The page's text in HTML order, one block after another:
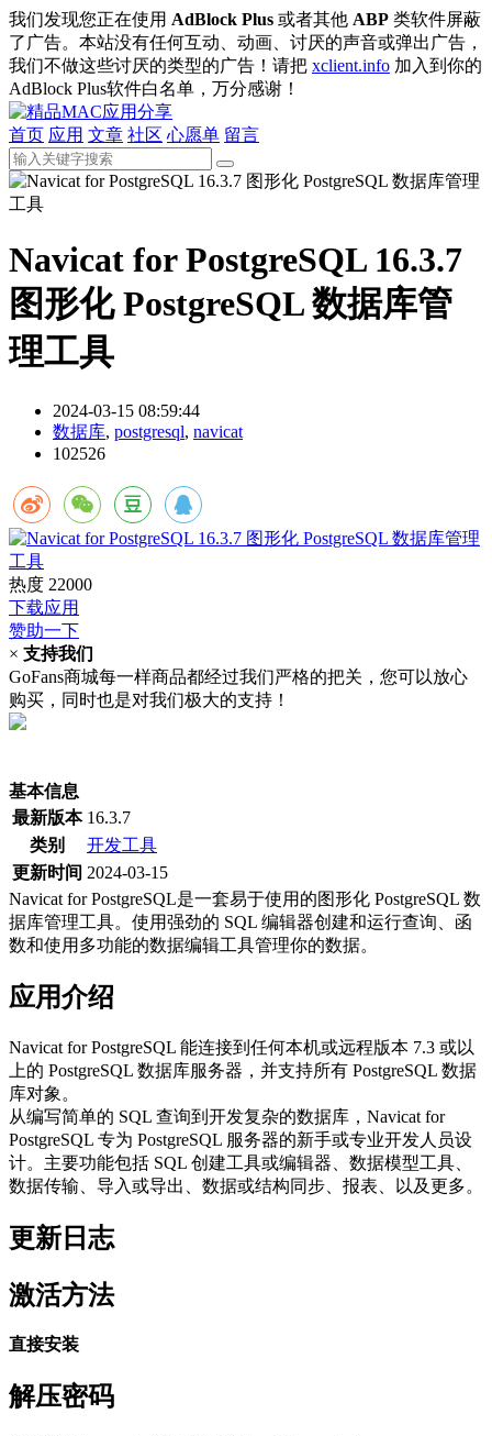
我们发现您正在使用 AdBlock Plus 或者其他 ABP 类软件屏蔽
了广告。本站没有任何互动、动画、讨厌的声音或弹出广告，
我们不做这些讨厌的类型的广告！请把 xclient.info 加入到你的
AdBlock Plus软件白名单，万分感谢！
首页 应用 文章 社区 心愿单 留言
Navicat for PostgreSQL 16.3.7
图形化 PostgreSQL 数据库管
理工具
2024-03-15 08:59:44
数据库, postgresql, navicat
102526
热度 22000
下载应用
赞助一下
× 支持我们
GoFans商城每一样商品都经过我们严格的把关，您可以放心
购买，同时也是对我们极大的支持！
基本信息
最新版本 16.3.7
类别
开发工具
更新时间 2024-03-15
Navicat for PostgreSQL是一套易于使用的图形化 PostgreSQL 数
据库管理工具。使用强劲的 SQL 编辑器创建和运行查询、函
数和使用多功能的数据编辑工具管理你的数据。
应用介绍
Navicat for PostgreSQL 能连接到任何本机或远程版本 7.3 或以
上的 PostgreSQL 数据库服务器，并支持所有 PostgreSQL 数据
库对象。
从编写简单的 SQL 查询到开发复杂的数据库，Navicat for
PostgreSQL 专为 PostgreSQL 服务器的新手或专业开发人员设
计。主要功能包括 SQL 创建工具或编辑器、数据模型工具、
数据传输、导入或导出、数据或结构同步、报表、以及更多。
更新日志
激活方法
直接安装
解压密码